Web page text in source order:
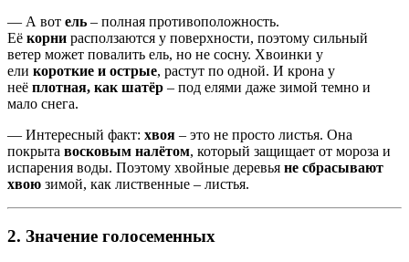
— А вот ель – полная противоположность.
Её корни расползаются у поверхности, поэтому сильный
ветер может повалить ель, но не сосну. Хвоинки у
ели короткие и острые, растут по одной. И крона у
неё плотная, как шатёр – под елями даже зимой темно и
мало снега.
— Интересный факт: хвоя – это не просто листья. Она
покрыта восковым налётом, который защищает от мороза и
испарения воды. Поэтому хвойные деревья не сбрасывают
хвою зимой, как лиственные – листья.
2. Значение голосеменных